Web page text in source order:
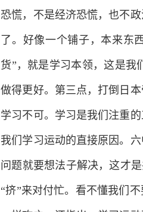
恐慌，不是经济恐慌，也不
了。好像一个铺子，本来东
货”，就是学习本领，这是我
做得更好。第三点，打倒日
学习不可。学习是我们注重
我们学习运动的直接原因。
问题就要想法子解决，这才
“挤”来对付忙。看不懂我们